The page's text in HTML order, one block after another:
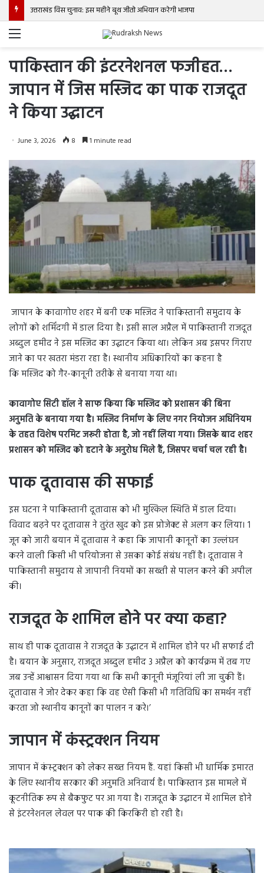
उत्तराखंड विस चुनाव: इस महीने बूथ जीतो अभियान करेगी भाजपा
Menu
पाकिस्तान की इंटरनेशनल फजीहत…
जापान में जिस मस्जिद का पाक राजदूत
ने किया उद्घाटन
June 3, 2026 8 1 minute read
जापान के कावागोए शहर में बनी एक मस्जिद ने पाकिस्तानी समुदाय के
लोगों को शर्मिंदगी में डाल दिया है। इसी साल अप्रैल में पाकिस्तानी राजदूत
अब्दुल हमीद ने इस मस्जिद का उद्घाटन किया था। लेकिन अब इसपर गिराए
जाने का पर खतरा मंडरा रहा है। स्थानीय अधिकारियों का कहना है
कि मस्जिद को गैर-कानूनी तरीके से बनाया गया था।
कावागोए सिटी हॉल ने साफ किया कि मस्जिद को प्रशासन की बिना
अनुमति के बनाया गया है। मस्जिद निर्माण के लिए नगर नियोजन अधिनियम
के तहत विशेष परमिट जरूरी होता है, जो नहीं लिया गया। जिसके बाद शहर
प्रशासन को मस्जिद को हटाने के अनुरोध मिले हैं, जिसपर चर्चा चल रही है।
पाक दूतावास की सफाई
इस घटना ने पाकिस्तानी दूतावास को भी मुश्किल स्थिति में डाल दिया।
विवाद बढ़ने पर दूतावास ने तुरंत खुद को इस प्रोजेक्ट से अलग कर लिया। 1
जून को जारी बयान में दूतावास ने कहा कि जापानी कानूनों का उल्लंघन
करने वाली किसी भी परियोजना से उसका कोई संबंध नहीं है। दूतावास ने
पाकिस्तानी समुदाय से जापानी नियमों का सख्ती से पालन करने की अपील
की।
राजदूत के शामिल होने पर क्या कहा?
साथ ही पाक दूतावास ने राजदूत के उद्घाटन में शामिल होने पर भी सफाई दी
है। बयान के अनुसार, राजदूत अब्दुल हमीद 3 अप्रैल को कार्यक्रम में तब गए
जब उन्हें आश्वासन दिया गया था कि सभी कानूनी मंजूरियां ली जा चुकी हैं।
दूतावास ने जोर देकर कहा कि वह ऐसी किसी भी गतिविधि का समर्थन नहीं
करता जो स्थानीय कानूनों का पालन न करे।’
जापान में कंस्ट्रक्शन नियम
जापान में कंस्ट्रक्शन को लेकर सख्त नियम हैं. यहां किसी भी धार्मिक इमारत
के लिए स्थानीय सरकार की अनुमति अनिवार्य है। पाकिस्तान इस मामले में
कूटनीतिक रूप से बैकफुट पर आ गया है। राजदूत के उद्घाटन में शामिल होने
से इंटरनेशनल लेवल पर पाक की किरकिरी हो रही है।